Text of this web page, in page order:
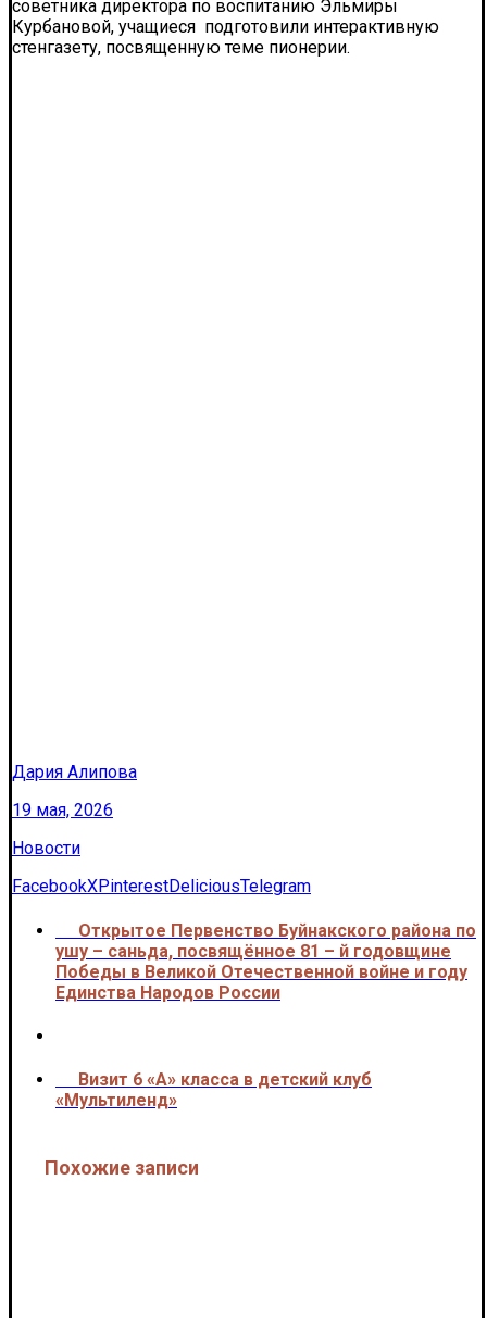
советника директора по воспитанию Эльмиры
Курбановой, учащиеся подготовили интерактивную
стенгазету, посвященную теме пионерии.
Дария Алипова
19 мая, 2026
Новости
FacebookXPinterestDeliciousTelegram
Открытое Первенство Буйнакского района по
ушу – саньда, посвящённое 81 – й годовщине
Победы в Великой Отечественной войне и году
Единства Народов России
Визит 6 «А» класса в детский клуб
«Мультиленд»
Похожие записи